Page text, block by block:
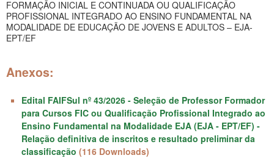
FORMAÇÃO INICIAL E CONTINUADA OU QUALIFICAÇÃO
PROFISSIONAL INTEGRADO AO ENSINO FUNDAMENTAL NA
MODALIDADE DE EDUCAÇÃO DE JOVENS E ADULTOS – EJA-
EPT/EF
Anexos:
Edital FAIFSul nº 43/2026 - Seleção de Professor Formador
para Cursos FIC ou Qualificação Profissional Integrado ao
Ensino Fundamental na Modalidade EJA (EJA - EPT/EF) -
Relação definitiva de inscritos e resultado preliminar da
classificação (116 Downloads)